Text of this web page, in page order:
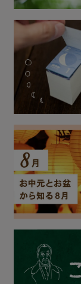
暦生活